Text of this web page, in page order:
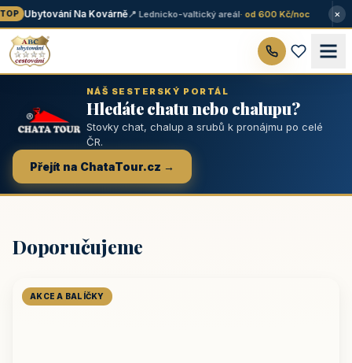
Ubytování Na Kovárně📍 Lednicko-valtický areál· od 600 Kč/noc ×
NÁŠ SESTERSKÝ PORTÁL
Hledáte chatu nebo chalupu?
Stovky chat, chalup a srubů k pronájmu po celé
ČR.
Přejít na ChataTour.cz →
Doporučujeme
AKCE A BALÍČKY